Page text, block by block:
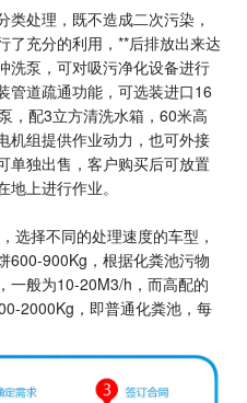
处理，既不造成二次污染，
了充分的利用，**后排放出来达
洗泵，可对吸污净化设备进行
管道疏通功能，可选装进口16
，配3立方清洗水箱，60米高
机组提供作业动力，也可外接
单独出售，客户购买后可放置
上进行作业。
择不同的处理速度的车型，
600-900Kg，根据化粪池污物
一般为10-20M3/h，而高配的
2000Kg，即普通化粪池，每